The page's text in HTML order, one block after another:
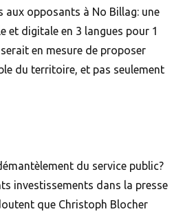
aux opposants à No Billag: une
et digitale en 3 langues pour 1
en mesure de proposer
du territoire, et pas seulement
du service public?
investissements dans la presse
que Christoph Blocher